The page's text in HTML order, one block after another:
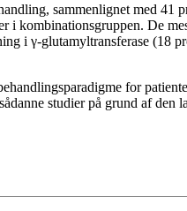
sammenlignet med 41
i kombinationsgruppen. De
i γ-glutamyltransferase (18
for
studier på grund af den